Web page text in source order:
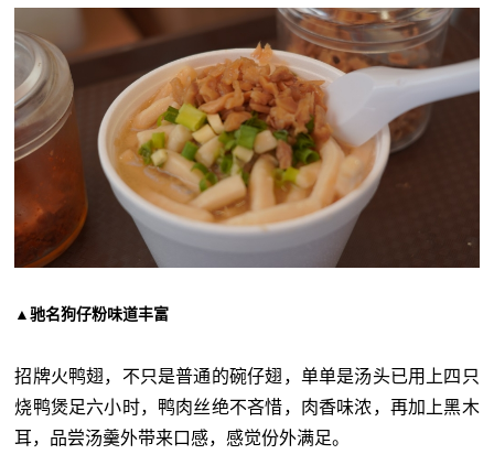
▲驰名狗仔粉味道丰富
招牌火鸭翅，不只是普通的碗仔翅，单单是汤头已用上四只
烧鸭煲足六小时，鸭肉丝绝不吝惜，肉香味浓，再加上黑木
耳，品尝汤羹外带来口感，感觉份外满足。